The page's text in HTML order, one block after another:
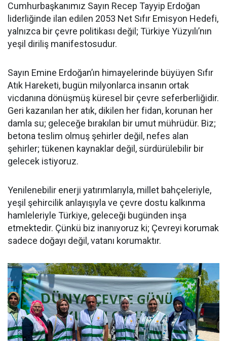
Cumhurbaşkanımız Sayın Recep Tayyip Erdoğan
liderliğinde ilan edilen 2053 Net Sıfır Emisyon Hedefi,
yalnızca bir çevre politikası değil; Türkiye Yüzyılı’nın
yeşil diriliş manifestosudur.
Sayın Emine Erdoğan’ın himayelerinde büyüyen Sıfır
Atık Hareketi, bugün milyonlarca insanın ortak
vicdanına dönüşmüş küresel bir çevre seferberliğidir.
Geri kazanılan her atık, dikilen her fidan, korunan her
damla su; geleceğe bırakılan bir umut mührüdür. Biz;
betona teslim olmuş şehirler değil, nefes alan
şehirler; tükenen kaynaklar değil, sürdürülebilir bir
gelecek istiyoruz.
Yenilenebilir enerji yatırımlarıyla, millet bahçeleriyle,
yeşil şehircilik anlayışıyla ve çevre dostu kalkınma
hamleleriyle Türkiye, geleceği bugünden inşa
etmektedir. Çünkü biz inanıyoruz ki; Çevreyi korumak
sadece doğayı değil, vatanı korumaktır.